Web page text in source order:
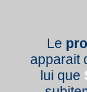
Le
apparait
lui que